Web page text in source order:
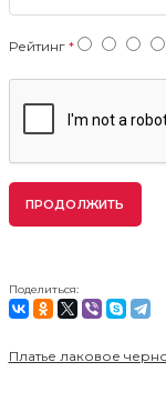
Рейтинг
ПРОДОЛЖИТЬ
Поделиться:
Платье лаковое